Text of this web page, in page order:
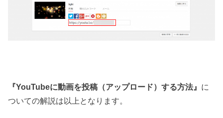
『YouTubeに動画を投稿（アップロード）する方法』 に
ついての解説は以上となります。